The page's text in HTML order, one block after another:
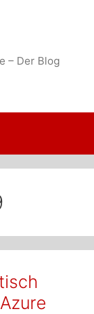
– Der Blog